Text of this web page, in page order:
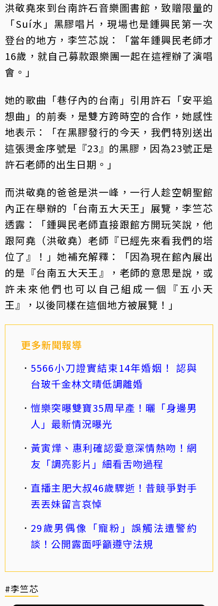
洪敬堯來到台南許石音樂圖書館，致贈限量的
「Suí水」黑膠唱片，現場也是鍾興民第一次
登台的地方，李竺芯說：「當年鍾興民老師才
16歲，就自己募款跟樂團一起在這裡辦了演唱
會。」
她的歌曲「巷仔內的台南」引用許石「安平追
想曲」的前奏，是雙方跨時空的合作，她感性
地表示：「在黑膠發行的今天，我們特別送出
這張燙金序號是『23』的黑膠，因為23號正是
許石老師的出生日期。」
而洪敬堯的爸爸是洪一峰，一行人趁空朝聖館
內正在舉辦的「台南五大天王」展覽，李竺芯
透露：「鍾興民老師直接跟館方開玩笑說，他
跟阿堯（洪敬堯）老師『已經先來看我們的塔
位了』！」她補充解釋：「因為現在館內展出
的是『台南五大天王』，老師的意思是說，或
許未來他們也可以自己組成一個『五小天
王』，以後同樣在這個地方被展覽！」
更多新聞報導
5566小刀證實結束14年婚姻！ 認與
台玻千金林文晴低調離婚
愷樂突曝雙寶35周早產！曬「身邊男
人」最新情況曝光
黃寅燁、惠利確認愛意深情熱吻！網
友「調亮影片」細看舌吻過程
直播主肥大叔46歲驟逝！昔競爭對手
丟丟妹留言哀悼
29歲男偶像「寵粉」誤觸法遭警約
談！公開露面呼籲遵守法規
#李竺芯